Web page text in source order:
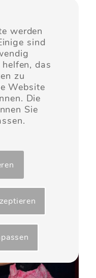
werden
sind
das
zu
Website
Die
Sie